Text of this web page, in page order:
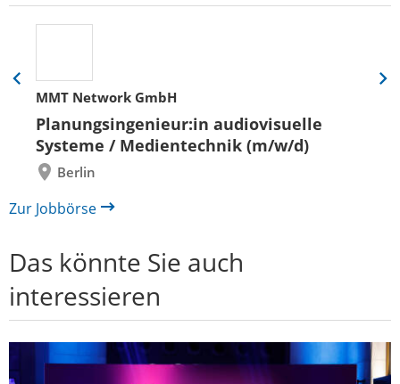
MMT Network GmbH
Planungsingenieur:in audiovisuelle
Systeme / Medientechnik (m/w/d)
Berlin
Eine
Folie
zurück
Eine
Zur Jobbörse
Das könnte Sie auch
interessieren